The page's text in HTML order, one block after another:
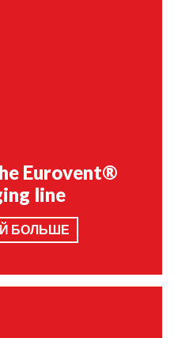
Eurovent®
line
БОЛЬШЕ